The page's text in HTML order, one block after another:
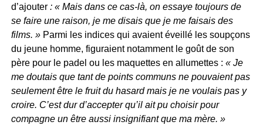
d’ajouter: « Mais dans ce cas-là, on essaye toujours de
se faire une raison, je me disais que je me faisais des
films. » Parmi les indices qui avaient éveillé les soupçons
du jeune homme, figuraient notamment le goût de son
père pour le padel ou les maquettes en allumettes : « Je
me doutais que tant de points communs ne pouvaient pas
seulement être le fruit du hasard mais je ne voulais pas y
croire. C’est dur d’accepter qu’il ait pu choisir pour
compagne un être aussi insignifiant que ma mère. »